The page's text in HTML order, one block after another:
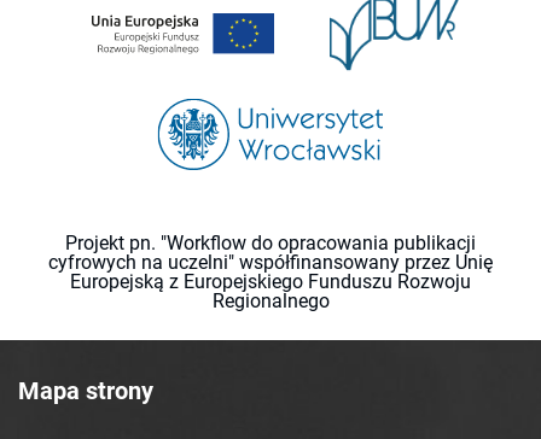
Projekt pn. "Workflow do opracowania publikacji
cyfrowych na uczelni" współfinansowany przez Unię
Europejską z Europejskiego Funduszu Rozwoju
Regionalnego
Mapa strony